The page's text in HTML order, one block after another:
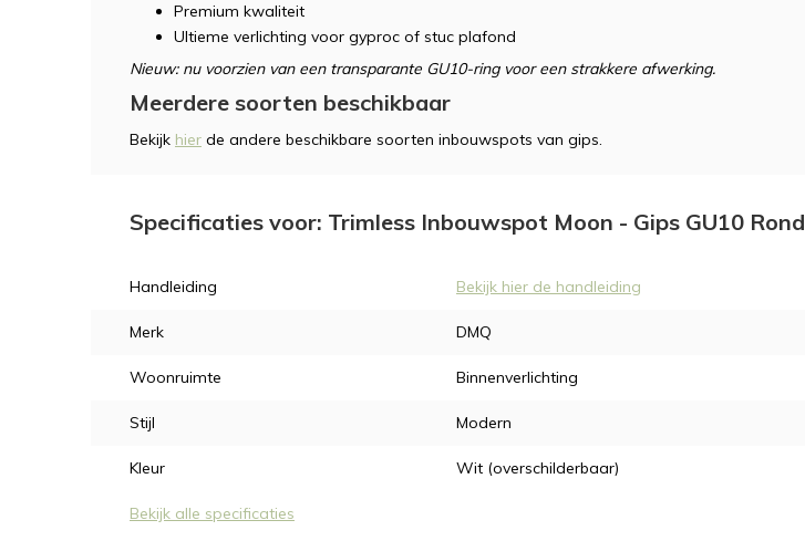
Premium kwaliteit
Ultieme verlichting voor gyproc of stuc plafond
Nieuw: nu voorzien van een transparante GU10-ring voor een strakkere afwerking.
Meerdere soorten beschikbaar
Bekijk hier de andere beschikbare soorten inbouwspots van gips.
Specificaties voor: Trimless Inbouwspot Moon - Gips GU10 Rond
Handleiding Bekijk hier de handleiding
Merk DMQ
Woonruimte Binnenverlichting
Stijl Modern
Kleur Wit (overschilderbaar)
Bekijk alle specificaties